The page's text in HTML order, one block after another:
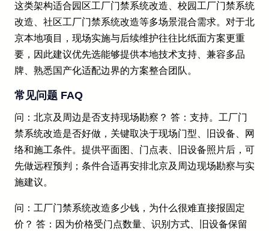
这类架构适合园区工厂门禁系统改造、校园工厂门禁系统
改造、社区工厂门禁系统改造等多场景混合需求。对于北
京本地项目，现场实施与后续维护往往比纸面方案更重
要，因此建议优先选能够提供本地技术支持、兼容多品
牌、熟悉国产化适配边界的方案整合团队。
常见问题 FAQ
问：北京及周边是否支持现场勘察？ 答：支持。工厂门
禁系统改造是否好做，关键取决于现场门型、旧设备、网
络和施工条件。提供平面图、门点表、旧设备照片后，可
先做远程预判；条件合适再安排北京及周边现场勘察与实
施建议。
问：工厂门禁系统改造多少钱，为什么很难直接报固定
价？ 答：因为价格受门点数量、识别方式、旧设备保留